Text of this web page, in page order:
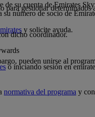
de su cuenta de Emirates
número de socio de
y solicite ayuda.
gestionar
o iniciando sesión en
normativa del programa y
dicho coordinador.
pueden unirse al